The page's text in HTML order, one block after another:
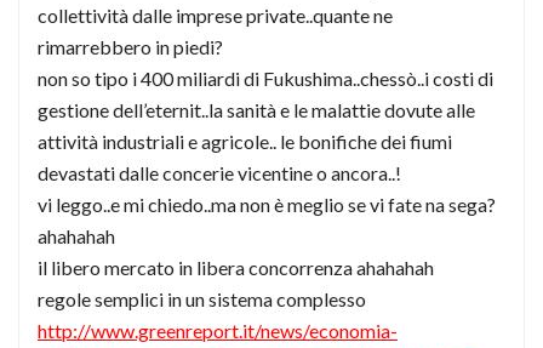
collettività dalle imprese private..quante ne
rimarrebbero in piedi?
non so tipo i 400 miliardi di Fukushima..chessò..i costi di
gestione dell’eternit..la sanità e le malattie dovute alle
attività industriali e agricole.. le bonifiche dei fiumi
devastati dalle concerie vicentine o ancora..!
vi leggo..e mi chiedo..ma non è meglio se vi fate na sega?
ahahahah
il libero mercato in libera concorrenza ahahahah
regole semplici in un sistema complesso
http://www.greenreport.it/news/economia-